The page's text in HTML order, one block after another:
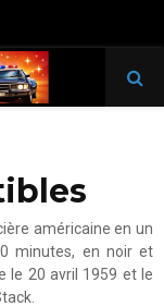
américaine en un
minutes, en noir et
le 20 avril 1959 et le